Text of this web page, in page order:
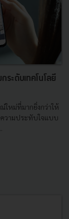
ะดับเทคโนโลยี
ใหม่ที่มากยิ่งกว่าให้
วามประทับใจแบบ